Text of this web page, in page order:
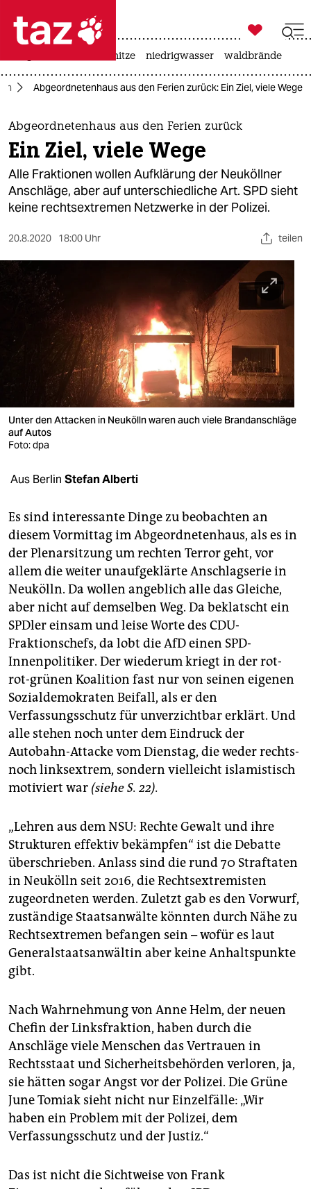
 taz zahl ich
taz zahl ich
themen
politik
öko
sport
berlin
nord
wahrheit
verlag
verlag
shop
fragen & hilfe
unterstützen
abo
genossenschaft
epaper login

taz zahl ich
hitze niedrigwasser waldbrände
Abgeordnetenhaus aus den Ferien zurück: Ein Ziel, viele Wege
Abgeordnetenhaus aus den Ferien zurück
Ein Ziel, viele Wege
Alle Fraktionen wollen Aufklärung der Neuköllner
Anschläge, aber auf unterschiedliche Art. SPD sieht
keine rechtsextremen Netzwerke in der Polizei.
20.8.2020 18:00 Uhr teilen
Unter den Attacken in Neukölln waren auch viele Brandanschläge
auf Autos
Foto: dpa
Aus Berlin Stefan Alberti
Es sind interessante Dinge zu beobachten an
diesem Vormittag im Abgeordnetenhaus, als es in
der Plenarsitzung um rechten Terror geht, vor
allem die weiter unaufgeklärte Anschlagserie in
Neukölln. Da wollen angeblich alle das Gleiche,
aber nicht auf demselben Weg. Da beklatscht ein
SPDler einsam und leise Worte des CDU-
Fraktionschefs, da lobt die AfD einen SPD-
Innenpolitiker. Der wiederum kriegt in der rot-
rot-grünen Koalition fast nur von seinen eigenen
Sozialdemokraten Beifall, als er den
Verfassungsschutz für unverzichtbar erklärt. Und
alle stehen noch unter dem Eindruck der
Autobahn-Attacke vom Dienstag, die weder rechts-
noch linksextrem, sondern vielleicht islamistisch
motiviert war (siehe S. 22).
„Lehren aus dem NSU: Rechte Gewalt und ihre
Strukturen effektiv bekämpfen“ ist die Debatte
überschrieben. Anlass sind die rund 70 Straftaten
in Neukölln seit 2016, die Rechtsextremisten
zugeordneten werden. Zuletzt gab es den Vorwurf,
zuständige Staatsanwälte könnten durch Nähe zu
Rechtsextremen befangen sein – wofür es laut
Generalstaatsanwältin aber keine Anhaltspunkte
gibt.
Nach Wahrnehmung von Anne Helm, der neuen
Chefin der Linksfraktion, haben durch die
Anschläge viele Menschen das Vertrauen in
Rechtsstaat und Sicherheitsbehörden verloren, ja,
sie hätten sogar Angst vor der Polizei. Die Grüne
June Tomiak sieht nicht nur Einzelfälle: „Wir
haben ein Problem mit der Polizei, dem
Verfassungsschutz und der Justiz.“
Das ist nicht die Sichtweise von Frank